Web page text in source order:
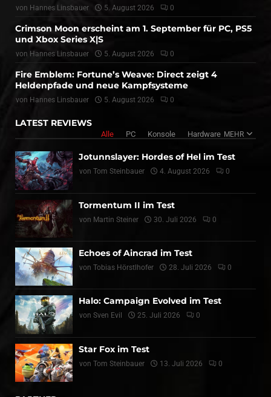
von Hannes Linsbauer 5. August 2026 0
Crimson Moon erscheint am 1. September für PC, PS5
und Xbox Series X|S
von Hannes Linsbauer 5. August 2026 0
Fire Emblem: Fortune’s Weave: Direct zeigt 4
Heldenpfade und neue Kampfsysteme
von Hannes Linsbauer 5. August 2026 0
LATEST REVIEWS
Alle PC Konsole Hardware MEHR
Jotunnslayer: Hordes of Hel im Test
von Tom Steinbauer 4. August 2026 0
Tormentum II im Test
von Martin Steiner 30. Juli 2026 0
Echoes of Aincrad im Test
von Tobias Hörstlhofer 28. Juli 2026 0
Halo: Campaign Evolved im Test
von Sven Evil 25. Juli 2026 0
Star Fox im Test
von Tom Steinbauer 13. Juli 2026 0